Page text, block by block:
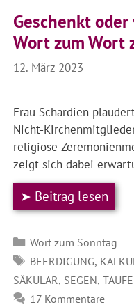
Geschenkt
Wort zum Wort
12. März 2023
Frau Schardien
Nicht-
religiöse
zeigt sich dabei
➤ Beitrag lesen
Kategorien
Wort zum Sonntag
SCHLAGWÖRTER
BEERDIGUNG,
SÄKULAR, SEGEN,TAUFE
17 Kommentare